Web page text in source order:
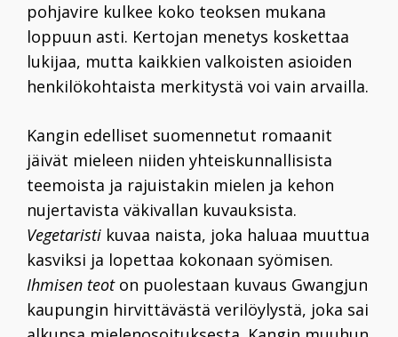
pohjavire kulkee koko teoksen mukana
loppuun asti. Kertojan menetys koskettaa
lukijaa, mutta kaikkien valkoisten asioiden
henkilökohtaista merkitystä voi vain arvailla.
Kangin edelliset suomennetut romaanit
jäivät mieleen niiden yhteiskunnallisista
teemoista ja rajuistakin mielen ja kehon
nujertavista väkivallan kuvauksista.
Vegetaristi kuvaa naista, joka haluaa muuttua
kasviksi ja lopettaa kokonaan syömisen.
Ihmisen teoton puolestaan kuvaus Gwangjun
kaupungin hirvittävästä verilöylystä, joka sai